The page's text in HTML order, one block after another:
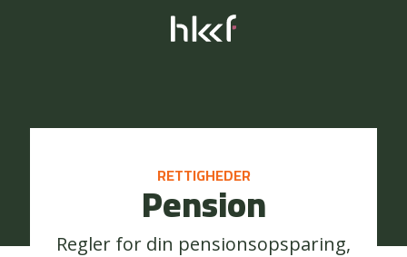
RETTIGHEDER
Pension
Regler for din pensionsopsparing,